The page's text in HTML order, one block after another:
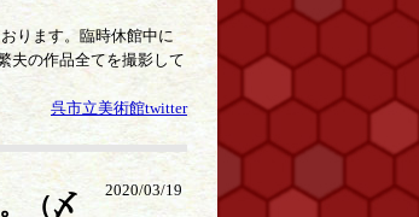
ります。臨時休館中に
夫の作品全てを撮影して
呉市立美術館twitter
2020/03/19
（〆